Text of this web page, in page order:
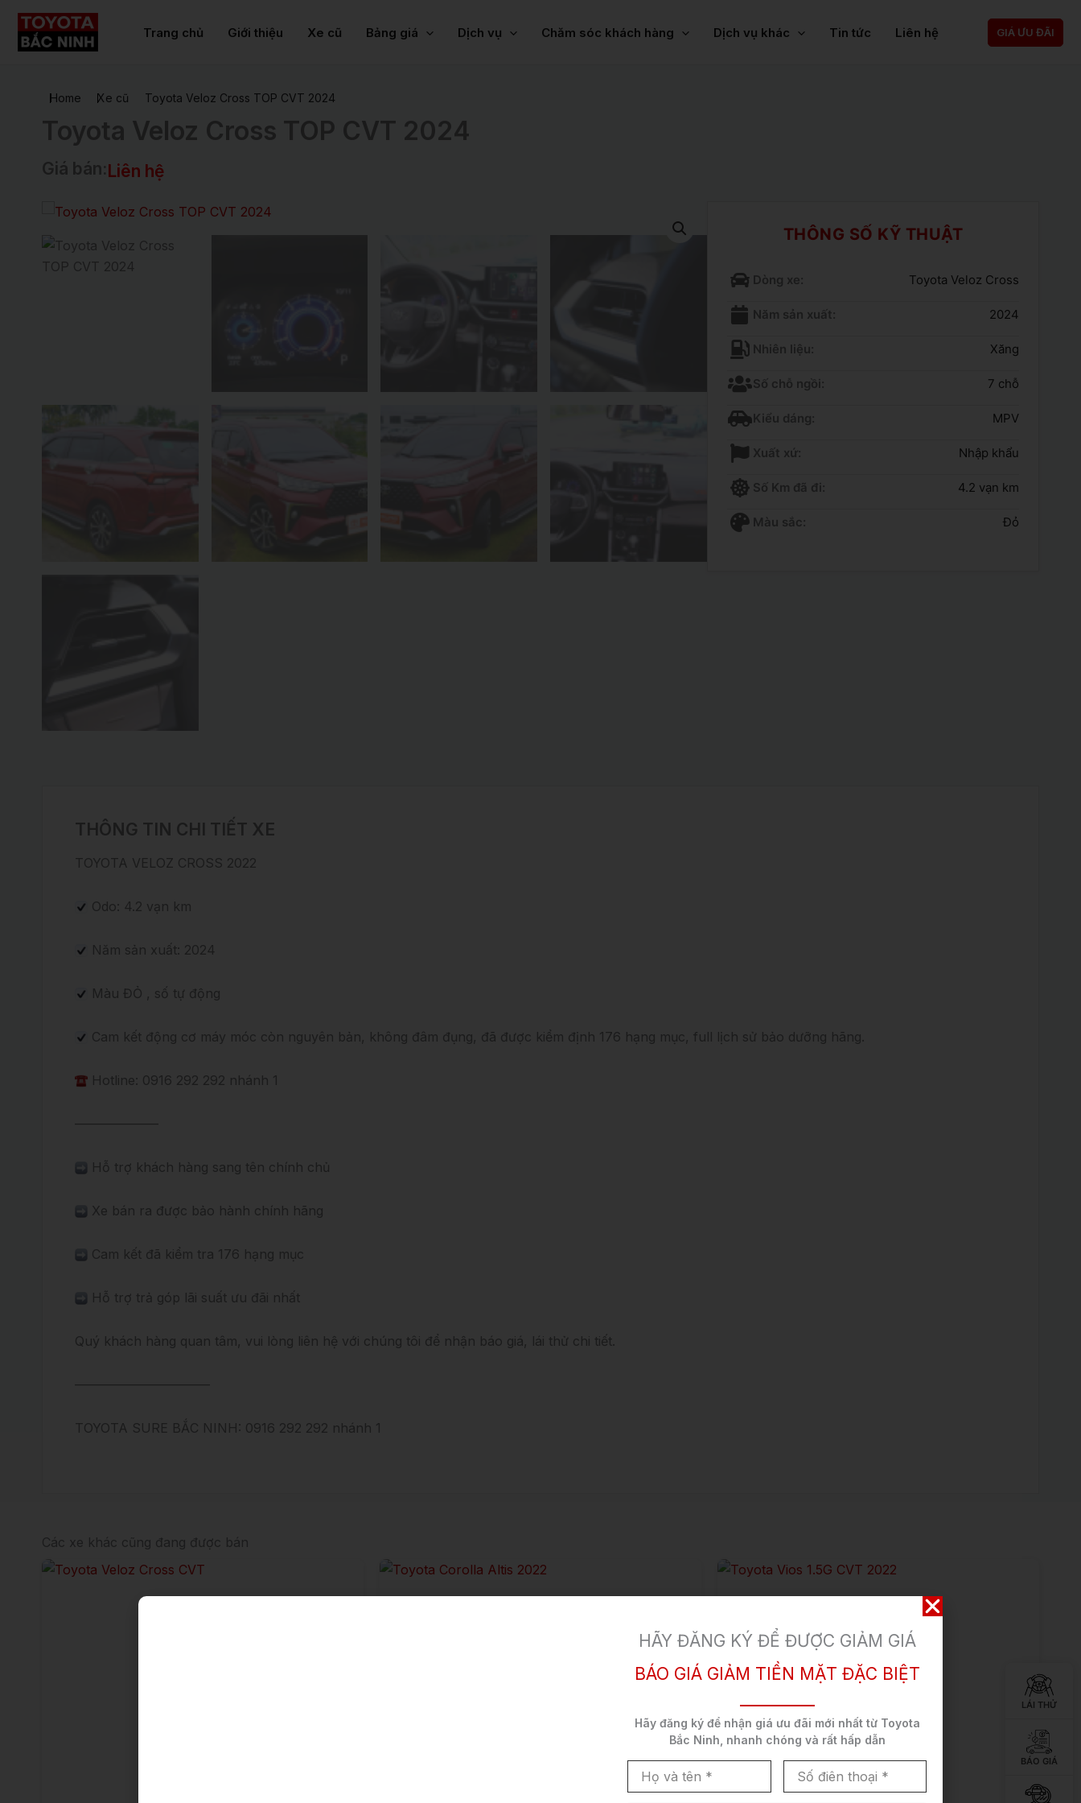
Nhảy
Trang chủ Giới thiệu Xe cũ Bảng giá Dịch vụ Chăm sóc khách hàng Dịch vụ khác Tin tức Liên hệ GIÁ ƯU ĐÃI
Home Xe cũ Toyota Veloz Cross TOP CVT 2024
Toyota Veloz Cross TOP CVT 2024
Giá bán:Liên hệ
THÔNG SỐ KỸ THUẬT
Dòng xe: Toyota Veloz Cross
Năm sản xuất: 2024
Nhiên liệu: Xăng
Số chỗ ngồi: 7 chỗ
Kiểu dáng: MPV
Xuất xứ: Nhập khẩu
Số Km đã đi: 4.2 vạn km
Màu sắc: Đỏ
THÔNG TIN CHI TIẾT XE
TOYOTA VELOZ CROSS 2022
Odo: 4.2 vạn km
Năm sản xuất: 2024
Màu ĐỎ , số tự động
Cam kết động cơ máy móc còn nguyên bản, không đâm đụng, đã được kiểm định 176 hạng mục, full lịch sử bảo dưỡng hãng.
Hotline: 0916 292 292 nhánh 1
——————–
Hỗ trợ khách hàng sang tên chính chủ
Xe bán ra được bảo hành chính hãng
Cam kết đã kiểm tra 176 hạng mục
Hỗ trợ trả góp lãi suất ưu đãi nhất
Quý khách hàng quan tâm, vui lòng liên hệ với chúng tôi để nhận báo giá, lái thử chi tiết.
——————————–
TOYOTA SURE BẮC NINH: 0916 292 292 nhánh 1
Các xe khác cũng đang được bán
LÁI THỬ
BÁO GIÁ
HÃY ĐĂNG KÝ ĐỂ ĐƯỢC GIẢM GIÁ
BÁO GIÁ GIẢM TIỀN MẶT ĐẶC BIỆT
Hãy đăng ký để nhận giá ưu đãi mới nhấttừ Toyota
Bắc Ninh, nhanh chóng và rất hấp dẫn
điên